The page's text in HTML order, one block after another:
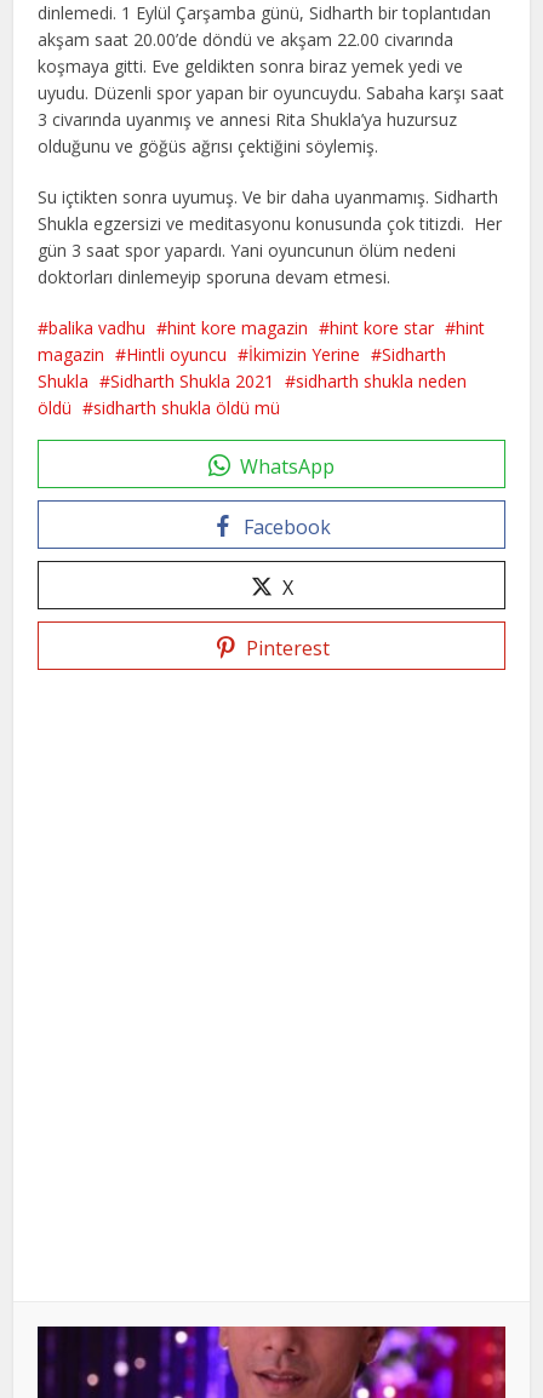
dinlemedi. 1 Eylül Çarşamba günü, Sidharth bir toplantıdan
akşam saat 20.00’de döndü ve akşam 22.00 civarında
koşmaya gitti. Eve geldikten sonra biraz yemek yedi ve
uyudu. Düzenli spor yapan bir oyuncuydu. Sabaha karşı saat
3 civarında uyanmış ve annesi Rita Shukla’ya huzursuz
olduğunu ve göğüs ağrısı çektiğini söylemiş.
Su içtikten sonra uyumuş. Ve bir daha uyanmamış. Sidharth
Shukla egzersizi ve meditasyonu konusunda çok titizdi. Her
gün 3 saat spor yapardı. Yani oyuncunun ölüm nedeni
doktorları dinlemeyip sporuna devam etmesi.
balika vadhu hint kore magazin hint kore star
hint
magazin
Hintli oyuncu İkimizin Yerine
Sidharth
Shukla
Sidharth Shukla 2021
sidharth shukla neden
öldü
sidharth shukla öldü mü
WhatsApp
Facebook
X
Pinterest